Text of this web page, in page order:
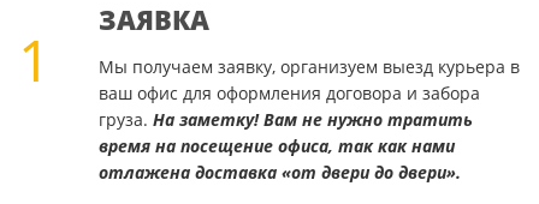
1
ЗАЯВКА
Мы получаем заявку, организуем выезд курьера в
ваш офис для оформления договора и забора
груза. На заметку! Вам не нужно тратить
время на посещение офиса, так как нами
отлажена доставка «от двери до двери».